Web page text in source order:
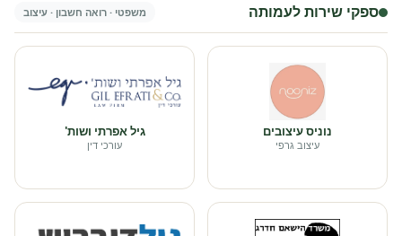
ספקי שירות לעמותה משפטי · רואה חשבון · עיצוב
נוניס עיצובים
עיצוב גרפי
גיל אפרתי ושות'
עורכי דין